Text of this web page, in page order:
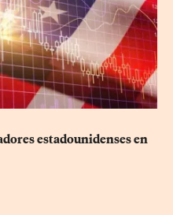
estadounidenses en